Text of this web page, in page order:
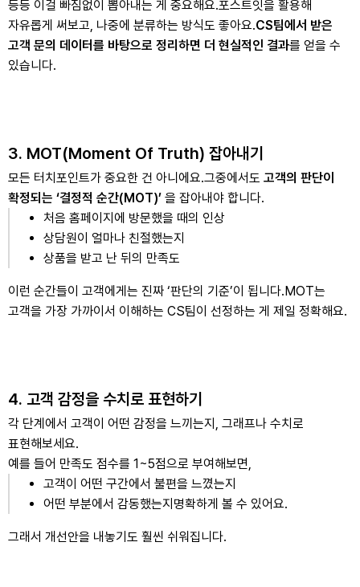
등등 이걸 빠짐없이 뽑아내는 게 중요해요.포스트잇을 활용해
자유롭게 써보고, 나중에 분류하는 방식도 좋아요.CS팀에서 받은
고객 문의 데이터를 바탕으로 정리하면 더 현실적인 결과를 얻을 수
있습니다.
3. MOT(Moment Of Truth) 잡아내기
모든 터치포인트가 중요한 건 아니에요.그중에서도 고객의 판단이
확정되는 ‘결정적 순간(MOT)’ 을 잡아내야 합니다.
처음 홈페이지에 방문했을 때의 인상
상담원이 얼마나 친절했는지
상품을 받고 난 뒤의 만족도
이런 순간들이 고객에게는 진짜 ‘판단의 기준’이 됩니다.MOT는
고객을 가장 가까이서 이해하는 CS팀이 선정하는 게 제일 정확해요.
4. 고객 감정을 수치로 표현하기
각 단계에서 고객이 어떤 감정을 느끼는지, 그래프나 수치로
표현해보세요.
예를 들어 만족도 점수를 1~5점으로 부여해보면,
고객이 어떤 구간에서 불편을 느꼈는지
어떤 부분에서 감동했는지명확하게 볼 수 있어요.
그래서 개선안을 내놓기도 훨씬 쉬워집니다.